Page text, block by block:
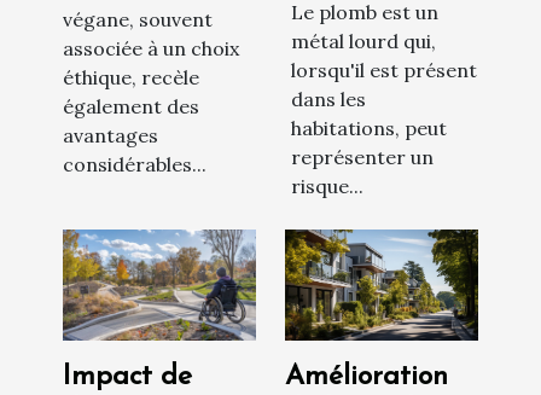
l'environnement
végane, souvent
associée à un choix
éthique, recèle
également des
avantages
considérables...
plomb efficace
Le plomb est un
métal lourd qui,
lorsqu'il est présent
dans les
habitations, peut
représenter un
risque...
Impact de
Amélioration